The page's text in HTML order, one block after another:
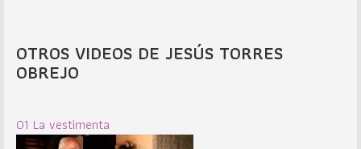
OTROS VIDEOS DE JESÚS TORRES
OBREJO
01 La vestimenta